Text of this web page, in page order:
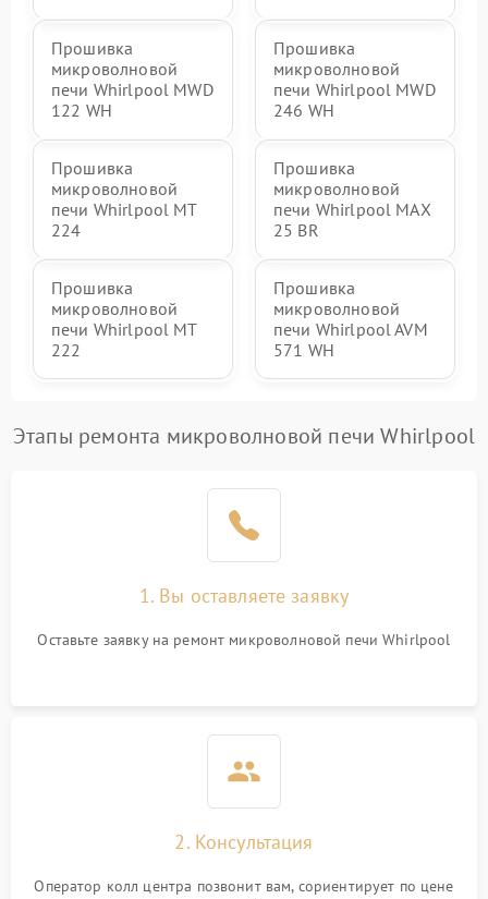
Прошивка
микроволновой
печи Whirlpool MWD
122 WH
Прошивка
микроволновой
печи Whirlpool MWD
246 WH
Прошивка
микроволновой
печи Whirlpool MT
224
Прошивка
микроволновой
печи Whirlpool MAX
25 BR
Прошивка
микроволновой
печи Whirlpool MT
222
Прошивка
микроволновой
печи Whirlpool AVM
571 WH
Этапы ремонта микроволновой печи Whirlpool
1. Вы оставляете заявку
Оставьте заявку на ремонт микроволновой печи Whirlpool
2. Консультация
Оператор колл центра позвонит вам, сориентирует по цене